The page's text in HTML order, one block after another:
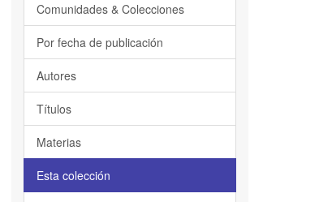
Comunidades & Colecciones
Por fecha de publicación
Autores
Títulos
Materias
Esta colección